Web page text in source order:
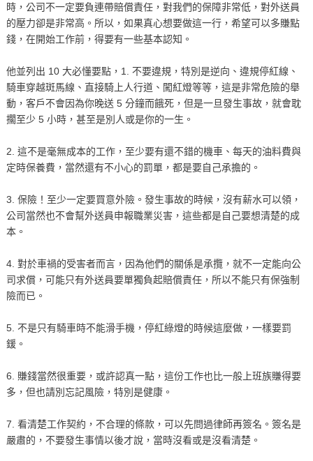
時，公司不一定要負連帶賠償責任，對我們的保障非常低，對外送員
的壓力卻是非常高。所以，如果真心想要做這一行，希望可以多賺點
錢，在開始工作前，得要有一些基本認知。
他並列出 10 大必懂要點，1. 不要違規，特別是逆向、違規停紅線、
騎車穿越斑馬線、直接騎上人行道、闖紅燈等等，這是非常危險的舉
動，客戶不會因為你晚送 5 分鐘而餓死，但是一旦發生事故，就會耽
擱至少 5 小時，甚至是別人或是你的一生。
2. 這不是毫無成本的工作，至少要有還不錯的機車、每天的油料費與
定時保養費，當然還有不小心的罰單，都是要自己承擔的。
3. 保險！至少一定要買意外險。發生事故的時候，沒有薪水可以領，
公司當然也不會幫外送員申報職業災害，這些都是自己要想清楚的成
本。
4. 對於車禍的受害者而言，因為他們的關係是承攬，就不一定能向公
司求償，可能只有外送員要單獨負起賠償責任，所以不能只有保強制
險而已。
5. 不是只有騎車時不能滑手機，停紅綠燈的時候這麼做，一樣要罰
鍰。
6. 賺錢當然很重要，或許認真一點，這份工作也比一般上班族賺得要
多，但也請別忘記風險，特別是健康。
7. 看清楚工作契約，不合理的條款，可以先問過律師再簽名。簽名是
嚴肅的，不要發生事情以後才說，當時沒看或是沒看清楚。